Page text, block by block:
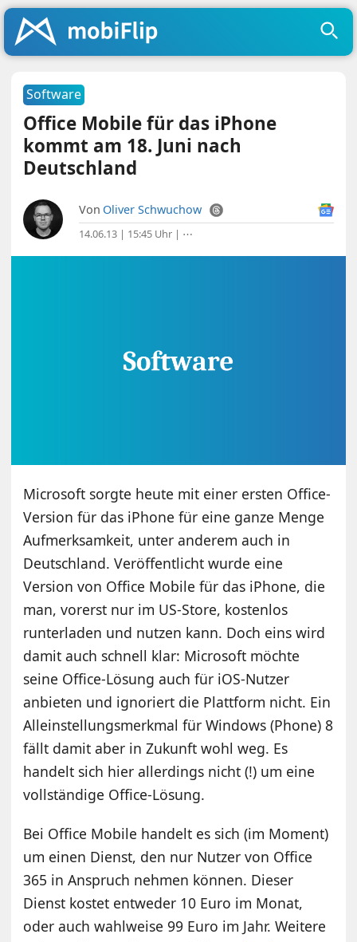
Software
Office Mobile für das iPhone
kommt am 18. Juni nach
Deutschland
Von Oliver Schwuchow
14.06.13 | 15:45 Uhr | ⋯
Microsoft sorgte heute mit einer ersten Office-
Version für das iPhone für eine ganze Menge
Aufmerksamkeit, unter anderem auch in
Deutschland. Veröffentlicht wurde eine
Version von Office Mobile für das iPhone, die
man, vorerst nur im US-Store, kostenlos
runterladen und nutzen kann. Doch eins wird
damit auch schnell klar: Microsoft möchte
seine Office-Lösung auch für iOS-Nutzer
anbieten und ignoriert die Plattform nicht. Ein
Alleinstellungsmerkmal für Windows (Phone) 8
fällt damit aber in Zukunft wohl weg. Es
handelt sich hier allerdings nicht (!) um eine
vollständige Office-Lösung.
Bei Office Mobile handelt es sich (im Moment)
um einen Dienst, den nur Nutzer von Office
365 in Anspruch nehmen können. Dieser
Dienst kostet entweder 10 Euro im Monat,
oder auch wahlweise 99 Euro im Jahr. Weitere